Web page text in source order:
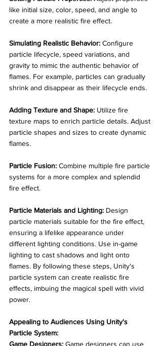
like initial size, color, speed, and angle to
create a more realistic fire effect.
Simulating Realistic Behavior: Configure
particle lifecycle, speed variations, and
gravity to mimic the authentic behavior of
flames. For example, particles can gradually
shrink and disappear as their lifecycle ends.
Adding Texture and Shape: Utilize fire
texture maps to enrich particle details. Adjust
particle shapes and sizes to create dynamic
flames.
Particle Fusion: Combine multiple fire particle
systems for a more complex and splendid
fire effect.
Particle Materials and Lighting: Design
particle materials suitable for the fire effect,
ensuring a lifelike appearance under
different lighting conditions. Use in-game
lighting to cast shadows and light onto
flames. By following these steps, Unity's
particle system can create realistic fire
effects, imbuing the magical spell with vivid
power.
Appealing to Audiences Using Unity's
Particle System:
Game Designers: Game designers can use